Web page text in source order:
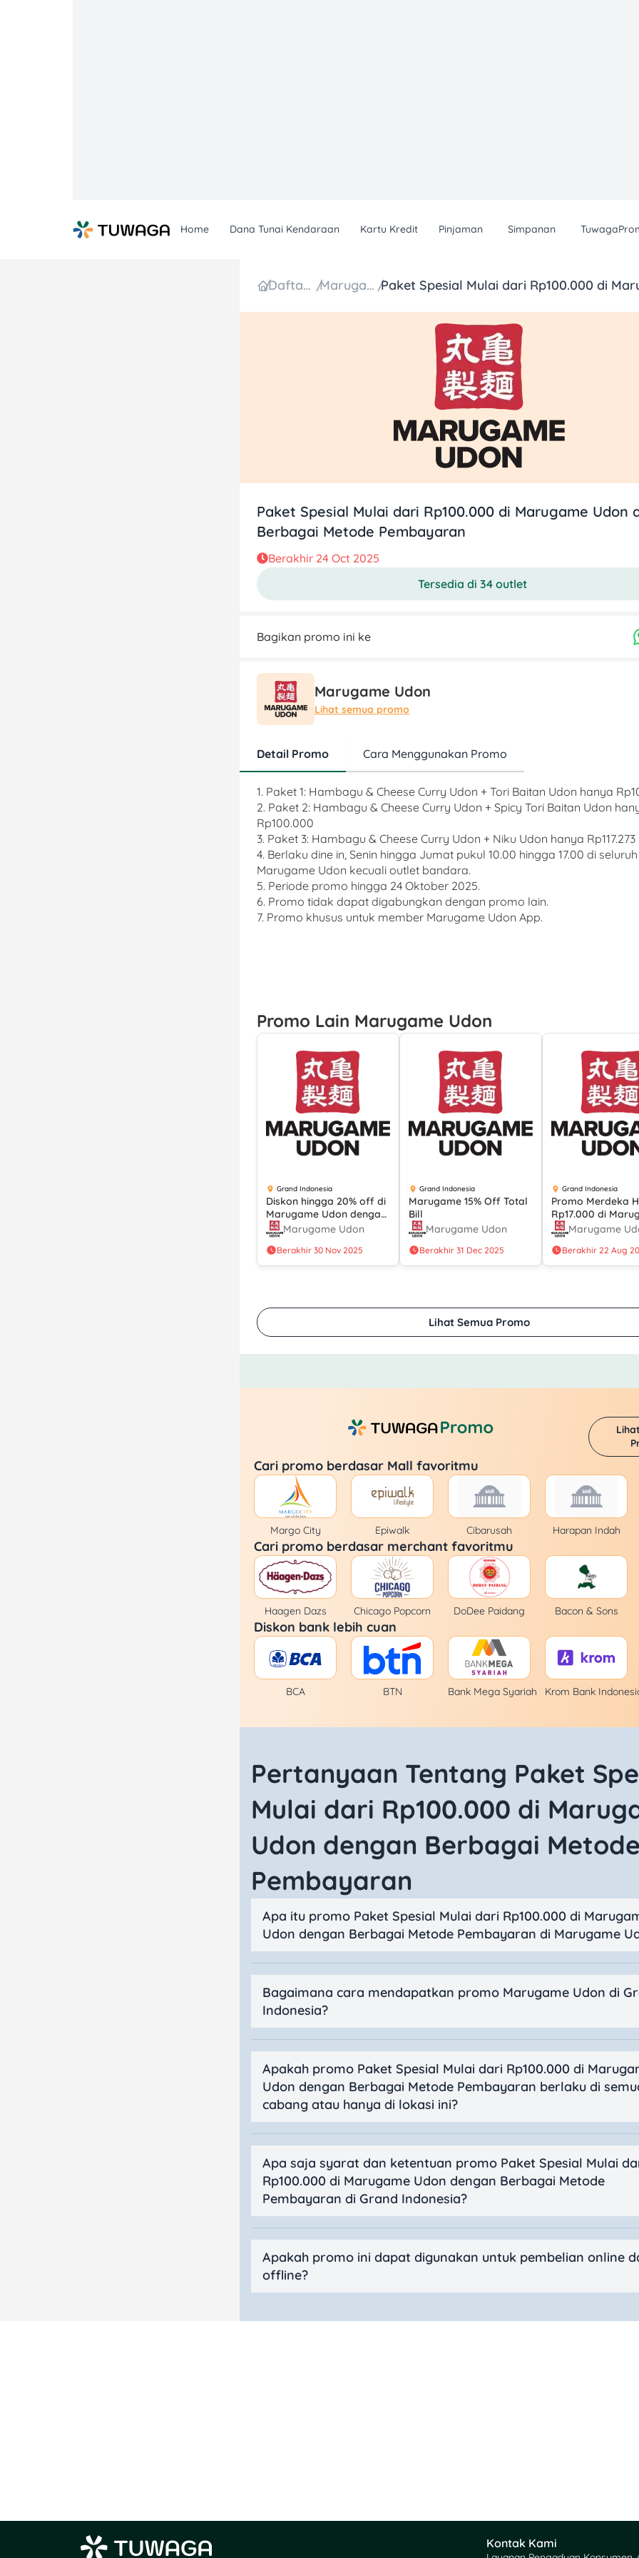
Home Dana Tunai Kendaraan Kartu Kredit Pinjaman Simpanan
/ Daftar Promo / Marugame Udon /
Paket Spesial Mulai dari Rp100.000 di Marugame Udon
Berbagai Metode Pembayaran
Berakhir 24 Oct 2025
Tersedia di 34 outlet
Bagikan promo ini ke
Marugame Udon
Lihat semua promo
Detail Promo Cara Menggunakan Promo
1. Paket 1: Hambagu & Cheese Curry Udon + Tori Baitan Udon hanya
2. Paket 2: Hambagu & Cheese Curry Udon + Spicy Tori Baitan Udon
Rp100.000
3. Paket 3: Hambagu & Cheese Curry Udon + Niku Udon hanya Rp117.273
4. Berlaku dine in, Senin hingga Jumat pukul 10.00 hingga 17.00 di
Marugame Udon kecuali outlet bandara.
5. Periode promo hingga 24 Oktober 2025.
6. Promo tidak dapat digabungkan dengan promo lain.
7. Promo khusus untuk member Marugame Udon App.
Promo Lain Marugame Udon
Grand Indonesia
Diskon hingga 20% off di
Marugame Udon dengan
Voucher Grab Dine Out
Marugame Udon
Berakhir 30 Nov 2025
Grand Indonesia
Marugame 15% Off Total
Bill
Marugame Udon
Berakhir 31 Dec 2025
Grand Indonesia
Promo Merdeka
Rp17.000 di
Udon dengan
Metode
Marugame
Berakhir 22 Aug
Lihat Semua Promo
Cari promo berdasar Mall favoritmu
Margo City Epiwalk Cibarusah Harapan Indah
Cari promo berdasar merchant favoritmu
Haagen Dazs Chicago Popcorn DoDee Paidang Bacon & Sons
Diskon bank lebih cuan
BCA BTN Bank Mega Syariah Krom Bank
Pertanyaan Tentang Paket
Mulai dari Rp100.000 di
Udon dengan Berbagai Metode
Pembayaran
Apa itu promo Paket Spesial Mulai dari Rp100.000 di
Udon dengan Berbagai Metode Pembayaran di Marugame
Bagaimana cara mendapatkan promo Marugame Udon di
Indonesia?
Apakah promo Paket Spesial Mulai dari Rp100.000 di
Udon dengan Berbagai Metode Pembayaran berlaku di
cabang atau hanya di lokasi ini?
Apa saja syarat dan ketentuan promo Paket Spesial Mulai
Rp100.000 di Marugame Udon dengan Berbagai Metode
Pembayaran di Grand Indonesia?
Apakah promo ini dapat digunakan untuk pembelian online
offline?
Kontak Kami